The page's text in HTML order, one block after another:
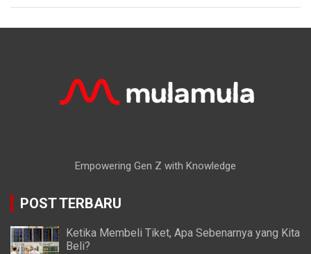
Empowering Gen Z with Knowledge
POST TERBARU
Ketika Membeli Tiket, Apa Sebenarnya yang Kita
Beli?